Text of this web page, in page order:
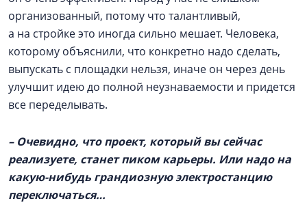
организованный, потому что талантливый,
а на стройке это иногда сильно мешает. Человека,
которому объяснили, что конкретно надо сделать,
выпускать с площадки нельзя, иначе он через день
улучшит идею до полной неузнаваемости и придется
все переделывать.
– Очевидно, что проект, который вы сейчас
реализуете, станет пиком карьеры. Или надо на
какую-нибудь грандиозную электростанцию
переключаться…